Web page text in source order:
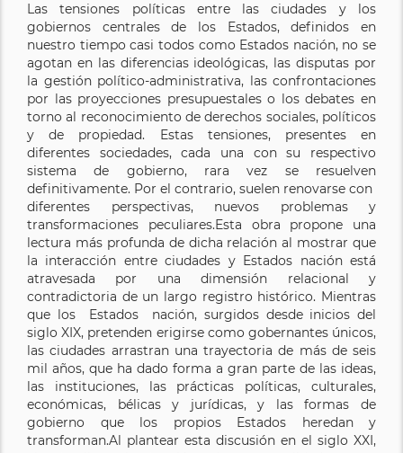
Las tensiones políticas entre las ciudades y los
gobiernos centrales de los Estados, definidos en
nuestro tiempo casi todos como Estados nación, no se
agotan en las diferencias ideológicas, las disputas por
la gestión político-administrativa, las confrontaciones
por las proyecciones presupuestales o los debates en
torno al reconocimiento de derechos sociales, políticos
y de propiedad. Estas tensiones, presentes en
diferentes sociedades, cada una con su respectivo
sistema de gobierno, rara vez se resuelven
definitivamente. Por el contrario, suelen renovarse con
diferentes perspectivas, nuevos problemas y
transformaciones peculiares.Esta obra propone una
lectura más profunda de dicha relación al mostrar que
la interacción entre ciudades y Estados nación está
atravesada por una dimensión relacional y
contradictoria de un largo registro histórico. Mientras
que los Estados nación, surgidos desde inicios del
siglo XIX, pretenden erigirse como gobernantes únicos,
las ciudades arrastran una trayectoria de más de seis
mil años, que ha dado forma a gran parte de las ideas,
las instituciones, las prácticas políticas, culturales,
económicas, bélicas y jurídicas, y las formas de
gobierno que los propios Estados heredan y
transforman.Al plantear esta discusión en el siglo XXI,